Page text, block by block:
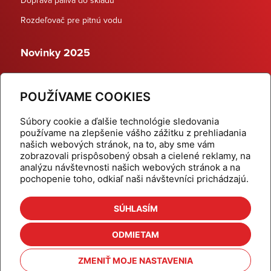
POUŽÍVAME COOKIES
Súbory cookie a ďalšie technológie sledovania
používame na zlepšenie vášho zážitku z prehliadania
našich webových stránok, na to, aby sme vám
zobrazovali prispôsobený obsah a cielené reklamy, na
analýzu návštevnosti našich webových stránok a na
pochopenie toho, odkiaľ naši návštevníci prichádzajú.
SÚHLASÍM
ODMIETAM
ZMENIŤ MOJE NASTAVENIA
Rozdeľovač pre pitnú vodu
Novinky 2025
Dynamické termostatické ventily
Domov
Produkty
Aktuality
Odber šikovné tipy
Kalkulačky
Cenníky
Na stiahnutie
Referencie
Kontakt